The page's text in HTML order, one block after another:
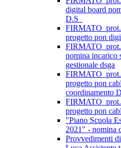
digital board
D.S_
progetto pon
nomina incarico
gestionale dsga
progetto pon
coordinamento
progetto pon
"Piano Scuola
2021" - nomina
Provvedimenti